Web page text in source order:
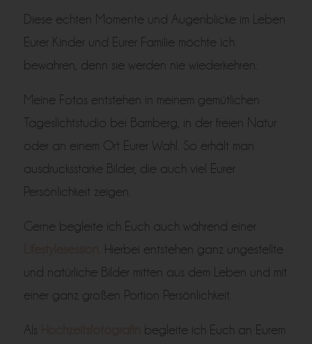
Diese echten Momente und Augenblicke im Leben
Eurer Kinder und Eurer Familie möchte ich
bewahren, denn sie werden nie wiederkehren.
Meine Fotos entstehen in meinem gemütlichen
Tageslichtstudio bei Bamberg, in der freien Natur
oder an einem Ort Eurer Wahl. So erhält man
ausdrucksstarke Bilder, die auch viel Eurer
Persönlichkeit zeigen.
Gerne begleite ich Euch auch während einer
Hierbei entstehen ganz ungestellte
und natürliche Bilder mitten aus dem Leben und mit
einer ganz großen Portion Persönlichkeit.
Als
begleite ich Euch an Eurem